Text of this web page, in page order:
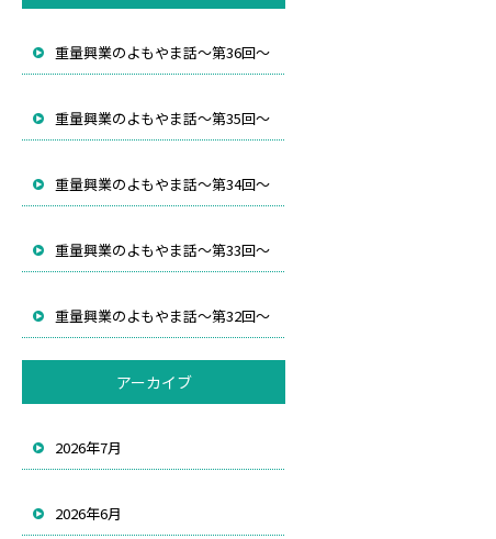
重量興業のよもやま話～第36回～
重量興業のよもやま話～第35回～
重量興業のよもやま話～第34回～
重量興業のよもやま話～第33回～
重量興業のよもやま話～第32回～
アーカイブ
2026年7月
2026年6月